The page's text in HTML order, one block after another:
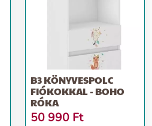
B3 KÖNYVESPOLC
FIÓKOKKAL - BOHO
RÓKA
50 990 Ft